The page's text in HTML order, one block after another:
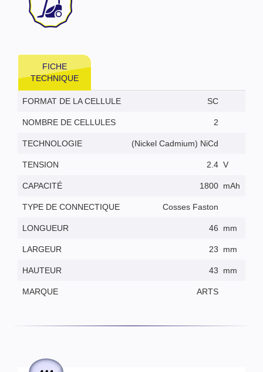
FICHE
TECHNIQUE
FORMAT DE LA CELLULE SC
NOMBRE DE CELLULES 2
TECHNOLOGIE (Nickel Cadmium) NiCd
TENSION 2.4 V
CAPACITÉ 1800 mAh
TYPE DE CONNECTIQUE Cosses Faston
LONGUEUR 46 mm
LARGEUR 23 mm
HAUTEUR 43 mm
MARQUE ARTS